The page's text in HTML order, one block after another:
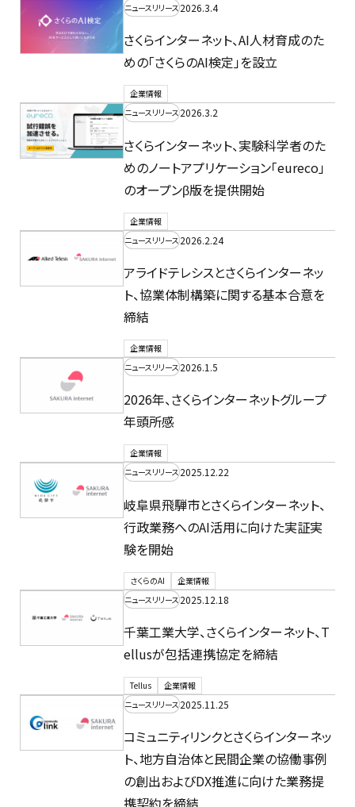
ニュースリリース2026.3.4
さくらインターネット、AI人材育成のた
めの「さくらのAI検定」を設立
企業情報
ニュースリリース2026.3.2
さくらインターネット、実験科学者のた
めのノートアプリケーション「eureco」
のオープンβ版を提供開始
企業情報
ニュースリリース2026.2.24
アライドテレシスとさくらインターネッ
ト、協業体制構築に関する基本合意を
締結
企業情報
ニュースリリース2026.1.5
2026年、さくらインターネットグループ
年頭所感
企業情報
ニュースリリース2025.12.22
岐阜県飛騨市とさくらインターネット、
行政業務へのAI活用に向けた実証実
験を開始
さくらのAI
企業情報
ニュースリリース2025.12.18
千葉工業大学、さくらインターネット、T
ellusが包括連携協定を締結
Tellus
企業情報
ニュースリリース2025.11.25
コミュニティリンクとさくらインターネッ
ト、地方自治体と民間企業の協働事例
の創出およびDX推進に向けた業務提